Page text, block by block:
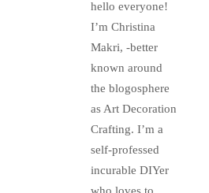
hello everyone!
I’m Christina
Makri, -better
known around
the blogosphere
as Art Decoration
Crafting. I’m a
self-professed
incurable DIYer
who loves to